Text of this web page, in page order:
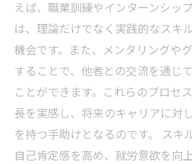
えば、職業訓練やインターンシッ
は、理論だけでなく実践的なスキ
機会です。また、メンタリングや
することで、他者との交流を通じ
ことができます。これらのプロセ
長を実感し、将来のキャリアに対
を持つ手助けとなるのです。 スキ
自己肯定感を高め、就労意欲を向